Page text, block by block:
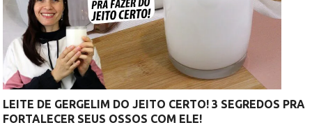
LEITE DE GERGELIM DO JEITO CERTO! 3 SEGREDOS PRA
FORTALECER SEUS OSSOS COM ELE!